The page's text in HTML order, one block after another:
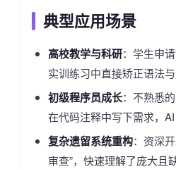
典型应用场景
高校教学与科研：学生申
实训练习中直接矫正语法
初级程序员成长：不熟悉
在代码注释中写下需求，AI
复杂遗留系统重构：资深
审查”，快速理解了庞大且